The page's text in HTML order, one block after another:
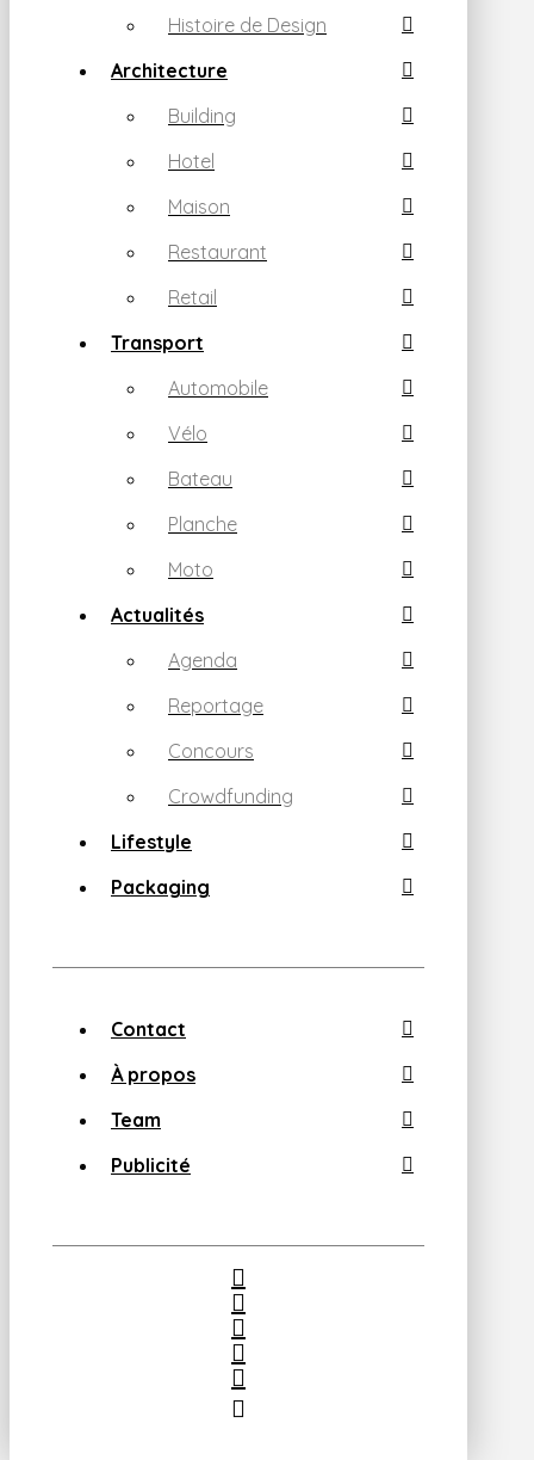
Histoire de Design
Architecture
Building
Hotel
Maison
Restaurant
Retail
Transport
Automobile
Vélo
Bateau
Planche
Moto
Actualités
Agenda
Reportage
Concours
Crowdfunding
Lifestyle
Packaging
Contact
À propos
Team
Publicité